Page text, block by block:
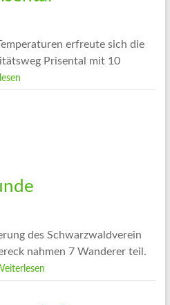
erfreute sich die
Prisental mit 10
des Schwarzwaldverein
nahmen 7 Wanderer teil.